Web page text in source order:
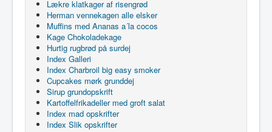
Lækre klatkager af risengrød
Herman vennekagen alle elsker
Muffins med Ananas a´la cocos
Kage Chokoladekage
Hurtig rugbrød på surdej
Index Galleri
Index Charbroil big easy smoker
Cupcakes mørk grunddej
Sirup grundopskrift
Kartoffelfrikadeller med groft salat
Index mad opskrifter
Index Slik opskrifter